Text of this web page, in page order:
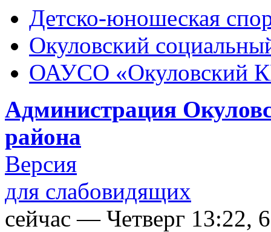
Детско-юношеская
Окуловский
ОАУСО «Окуловский
Администрация
района
Версия
для слабовидящих
сейчас — Четверг 13:22, 6